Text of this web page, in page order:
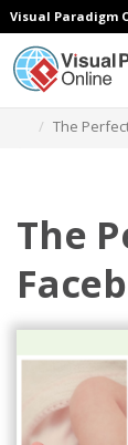
Visual Paradigm
The
The